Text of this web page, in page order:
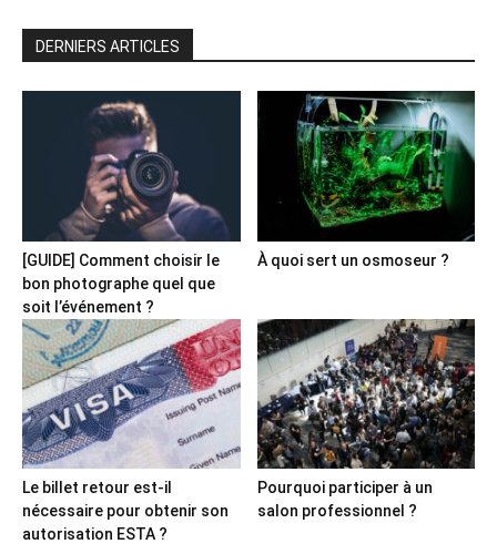
DERNIERS ARTICLES
[GUIDE] Comment choisir le
bon photographe quel que
soit l’événement ?
À quoi sert un osmoseur ?
Le billet retour est-il
nécessaire pour obtenir son
autorisation ESTA ?
Pourquoi participer à un
salon professionnel ?